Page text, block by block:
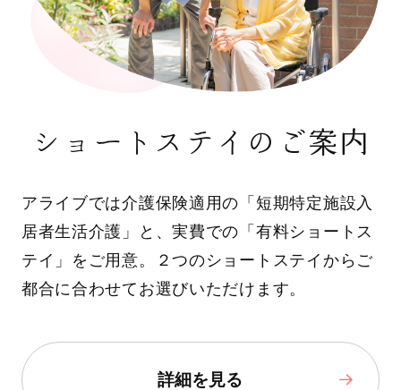
ショートステイのご案内
アライブでは介護保険適用の「短期特定施設入
居者生活介護」と、実費での「有料ショートス
テイ」をご用意。２つのショートステイからご
都合に合わせてお選びいただけます。
詳細を見る